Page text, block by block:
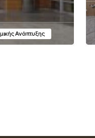
Ανάπτυξης